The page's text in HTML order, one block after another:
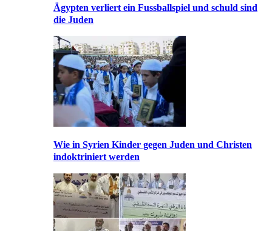
Ägypten verliert ein Fussballspiel und schuld sind
die Juden
Wie in Syrien Kinder gegen Juden und Christen
indoktriniert werden